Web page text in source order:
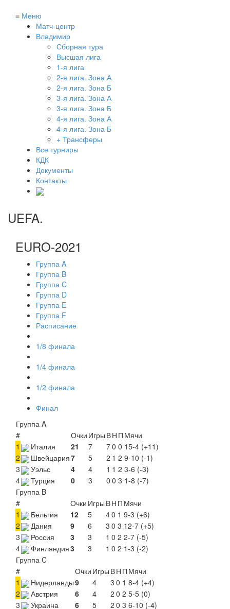
≡ Меню
Матч-центр
Владимир
Сборная тура
Высшая лига
1-я лига
2-я лига. Зона А
2-я лига. Зона Б
3-я лига. Зона А
3-я лига. Зона Б
4-я лига. Зона А
4-я лига. Зона Б
+ Трансферы
Все турниры
КДК
Документы
Контакты
UEFA.
EURO-2021
Группа A
Группа B
Группа C
Группа D
Группа E
Группа F
Расписание
1/8 финала
1/4 финала
1/2 финала
Финал
Группа A
#
Очки Игры ВН П Мячи
1
Италия 21 7 70 0 15-4 (+11)
2
Швейцария7 5 2 1 2 9-10 (-1)
3
Уэльс 4 4 1 1 2 3-6 (-3)
4
Турция 0 3 0 0 3 1-8 (-7)
Группа B
#
Очки Игры ВН П Мячи
1
Бельгия 12 5 40 1 9-3 (+6)
2
Дания 9 6 3 0 3 12-7 (+5)
3
Россия 3 3 1 0 2 2-7 (-5)
4
Финляндия3 3 1 0 2 1-3 (-2)
Группа C
#
Очки Игры ВН П Мячи
1
Нидерланды9 4 3 0 1 8-4 (+4)
2
Австрия 6 4 2 0 2 5-5 (0)
3
Украина 6 5 2 0 3 6-10 (-4)